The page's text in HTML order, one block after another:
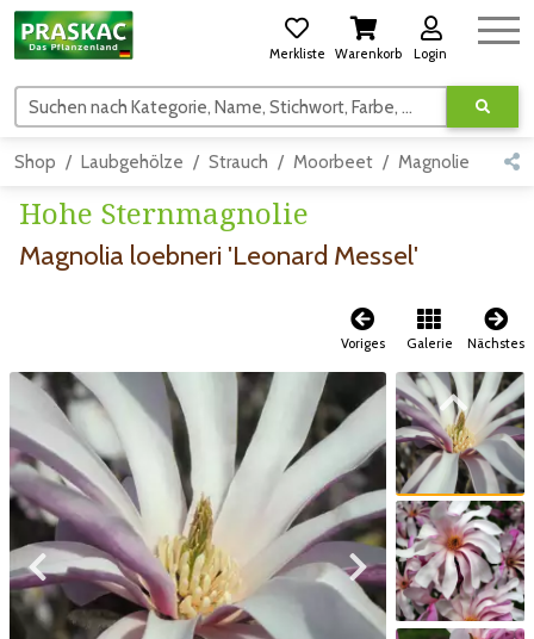
Merkliste Warenkorb Login
Suchen nach Kategorie, Name, Stichwort, Farbe, usw.
Shop Laubgehölze Strauch Moorbeet Magnolie
Hohe Sternmagnolie
Magnolia loebneri 'Leonard Messel'
Voriges Galerie Nächstes
Zum vorigen Bild Zum nächsten Bild
Zum vorigen Bild